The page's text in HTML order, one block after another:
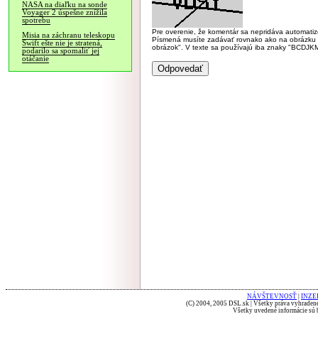
NASA na diaľku na sonde
Voyager 2 úspešne znížila
spotrebu
Misia na záchranu teleskopu
Swift ešte nie je stratená,
podarilo sa spomaliť jej
otáčanie
Pre overenie, že komentár sa nepridáva
Písmená musíte zadávať rovnako ako na
obrázok". V texte sa používajú iba znaky
NÁVŠTEVNOSŤ
(C) 2004, 2005 DSL.sk | Všetky práva
Všetky uvedené informácie sú